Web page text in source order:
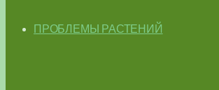
ПРОБЛЕМЫ РАСТЕНИЙ